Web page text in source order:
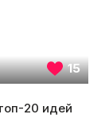
15
20 идей